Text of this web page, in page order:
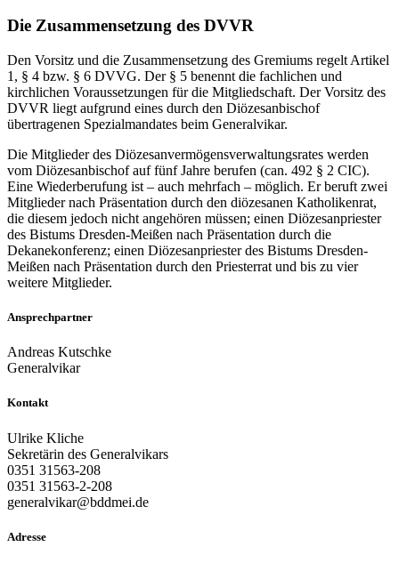
Die Zusammensetzung des DVVR
Den Vorsitz und die Zusammensetzung des Gremiums regelt Artikel
1, § 4 bzw. § 6 DVVG. Der § 5 benennt die fachlichen und
kirchlichen Voraussetzungen für die Mitgliedschaft. Der Vorsitz des
DVVR liegt aufgrund eines durch den Diözesanbischof
übertragenen Spezialmandates beim Generalvikar.
Die Mitglieder des Diözesanvermögensverwaltungsrates werden
vom Diözesanbischof auf fünf Jahre berufen (can. 492 § 2 CIC).
Eine Wiederberufung ist – auch mehrfach – möglich. Er beruft zwei
Mitglieder nach Präsentation durch den diözesanen Katholikenrat,
die diesem jedoch nicht angehören müssen; einen Diözesanpriester
des Bistums Dresden-Meißen nach Präsentation durch die
Dekanekonferenz; einen Diözesanpriester des Bistums Dresden-
Meißen nach Präsentation durch den Priesterrat und bis zu vier
weitere Mitglieder.
Ansprechpartner
Andreas Kutschke
Generalvikar
Kontakt
Ulrike Kliche
Sekretärin des Generalvikars
0351 31563-208
0351 31563-2-208
generalvikar@bddmei.de
Adresse